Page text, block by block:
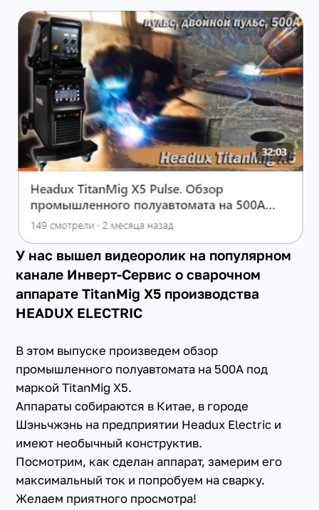
У нас вышел видеоролик на популярном
канале Инверт-Сервис о сварочном
аппарате TitanMig X5 производства
HEADUX ELECTRIC
В этом выпуске произведем обзор
промышленного полуавтомата на 500А под
маркой TitanMig X5.
Аппараты собираются в Китае, в городе
Шэньчжэнь на предприятии Headux Electric и
имеют необычный конструктив.
Посмотрим, как сделан аппарат, замерим его
максимальный ток и попробуем на сварку.
Желаем приятного просмотра!